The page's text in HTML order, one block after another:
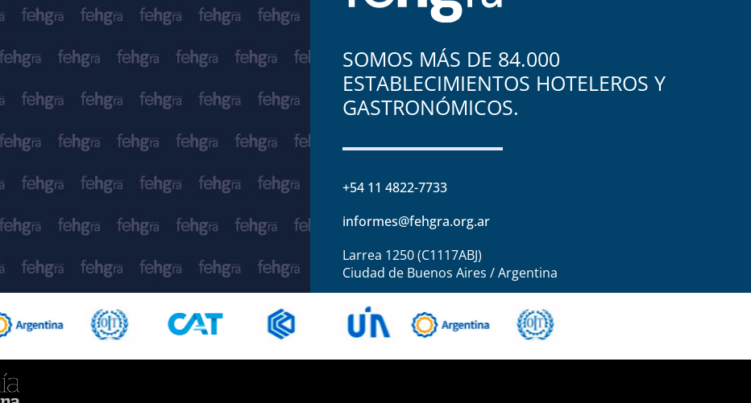
SOMOS MÁS DE 84.000
ESTABLECIMIENTOS HOTELEROS Y
GASTRONÓMICOS.
+54 11 4822-7733
informes@fehgra.org.ar
Larrea 1250 (C1117ABJ)
Ciudad de Buenos Aires / Argentina